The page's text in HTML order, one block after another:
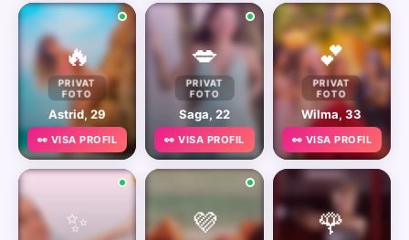
🔥
PRIVAT
FOTO
Astrid, 29
👀 VISA PROFIL
💋
PRIVAT
FOTO
Saga, 22
👀 VISA PROFIL
💕
PRIVAT
FOTO
Wilma, 33
👀 VISA PROFIL
✨ 💜 🌹